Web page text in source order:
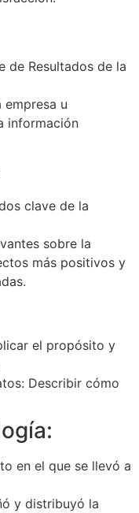
de Resultados de la
empresa u
información
clave de la
sobre la
más positivos y
el propósito y
Describir cómo
en el que se llevó a
y distribuyó la